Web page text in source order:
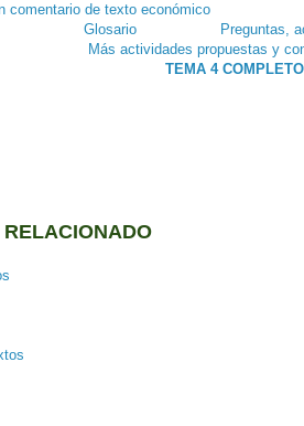
comentario de texto económico
Glosario
Preguntas,
Más actividades propuestas y
TEMA 4